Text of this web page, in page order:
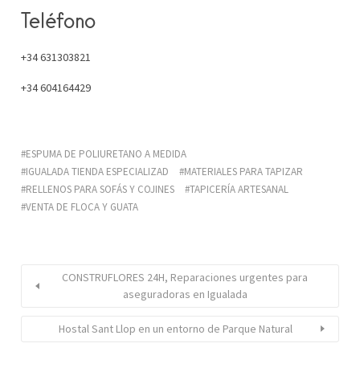
Teléfono
+34 631303821
+34 604164429
ESPUMA DE POLIURETANO A MEDIDA
IGUALADA TIENDA ESPECIALIZAD
MATERIALES PARA TAPIZAR
RELLENOS PARA SOFÁS Y COJINES
TAPICERÍA ARTESANAL
VENTA DE FLOCA Y GUATA
CONSTRUFLORES 24H, Reparaciones urgentes para
aseguradoras en Igualada
Hostal Sant Llop en un entorno de Parque Natural